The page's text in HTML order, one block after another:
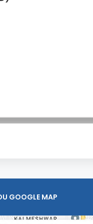
GOOGLE MAP